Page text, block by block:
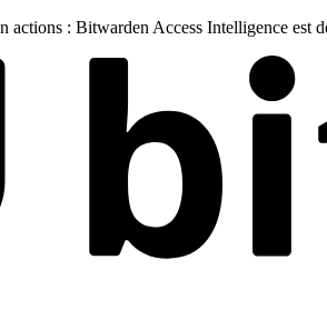
actions : Bitwarden Access Intelligence est